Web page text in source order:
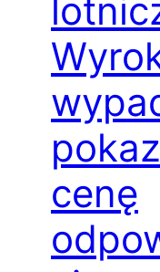
cenę